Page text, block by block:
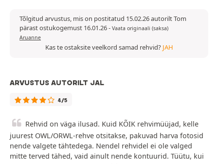
Tõlgitud arvustus, mis on postitatud 15.02.26 autorilt Tom
pärast ostukogemust 16.01.26- Vaata originaali (saksa)
Aruanne
Kas te ostaksite veelkord samad rehvid? JAH
ARVUSTUS AUTORILT JAL
4/5
Rehvid on väga ilusad. Kuid KÕIK rehvimüüjad, kelle
juurest OWL/ORWL-rehve otsitakse, pakuvad harva fotosid
nende valgete tähtedega. Nendel rehvidel ei ole valged
mitte terved tähed, vaid ainult nende kontuurid. Tüütu, kui